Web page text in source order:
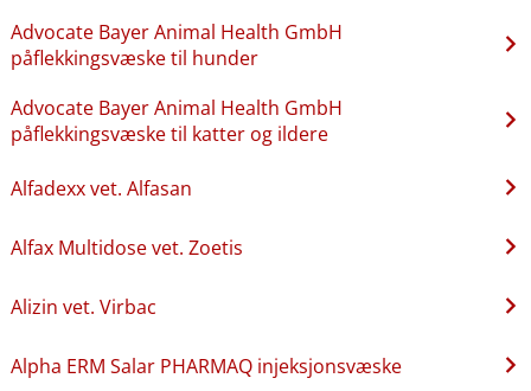
Advocate Bayer Animal Health GmbH
påflekkingsvæske til hunder
Advocate Bayer Animal Health GmbH
påflekkingsvæske til katter og ildere
Alfadexx vet. Alfasan
Alfax Multidose vet. Zoetis
Alizin vet. Virbac
Alpha ERM Salar PHARMAQ injeksjonsvæske